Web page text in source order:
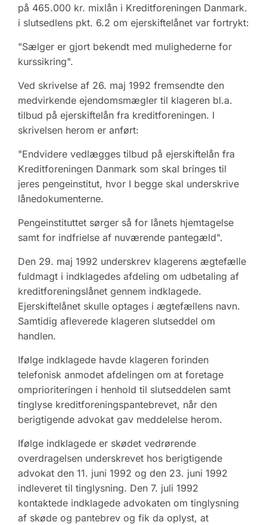
på 465.000 kr. mixlån i Kreditforeningen Danmark.
i slutsedlens pkt. 6.2 om ejerskiftelånet var fortrykt:
"Sælger er gjort bekendt med mulighederne for
kurssikring".
Ved skrivelse af 26. maj 1992 fremsendte den
medvirkende ejendomsmægler til klageren bl.a.
tilbud på ejerskiftelån fra kreditforeningen. I
skrivelsen herom er anført:
"Endvidere vedlægges tilbud på ejerskiftelån fra
Kreditforeningen Danmark som skal bringes til
jeres pengeinstitut, hvor I begge skal underskrive
lånedokumenterne.
Pengeinstituttet sørger så for lånets hjemtagelse
samt for indfrielse af nuværende pantegæld".
Den 29. maj 1992 underskrev klagerens ægtefælle
fuldmagt i indklagedes afdeling om udbetaling af
kreditforeningslånet gennem indklagede.
Ejerskiftelånet skulle optages i ægtefællens navn.
Samtidig afleverede klageren slutseddel om
handlen.
Ifølge indklagede havde klageren forinden
telefonisk anmodet afdelingen om at foretage
omprioriteringen i henhold til slutseddelen samt
tinglyse kreditforeningspantebrevet, når den
berigtigende advokat gav meddelelse herom.
Ifølge indklagede er skødet vedrørende
overdragelsen underskrevet hos berigtigende
advokat den 11. juni 1992 og den 23. juni 1992
indleveret til tinglysning. Den 7. juli 1992
kontaktede indklagede advokaten om tinglysning
af skøde og pantebrev og fik da oplyst, at